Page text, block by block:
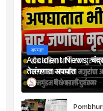
अपघात
Accident News:
तेलंगणात अपघात
Bhairav Diwase